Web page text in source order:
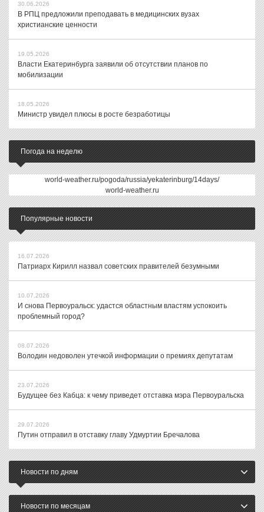
30.06.2026
В РПЦ предложили преподавать в медицинских вузах
христианские ценности
19.05.2026
Власти Екатеринбурга заявили об отсутствии планов по
мобилизации
18.05.2026
Министр увидел плюсы в росте безработицы
Погода на неделю
world-weather.ru/pogoda/russia/yekaterinburg/14days/
world-weather.ru
Популярные новости
16.07.2026
Патриарх Кирилл назвал советских правителей безумными
10.07.2026
И снова Первоуральск: удастся областным властям успокоить
проблемный город?
08.07.2026
Володин недоволен утечкой информации о премиях депутатам
23.07.2026
Будущее без Кабца: к чему приведет отставка мэра Первоуральска
29.07.2026
Путин отправил в отставку главу Удмуртии Бречалова
Новости по дням
Новости по месяцам